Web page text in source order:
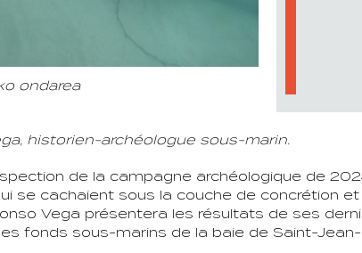
ondarea
historien-archéologue sous-marin.
de la campagne archéologique de
se cachaient sous la couche de concrétion et
Vega présentera les résultats de ses
fonds sous-marins de la baie de Saint-